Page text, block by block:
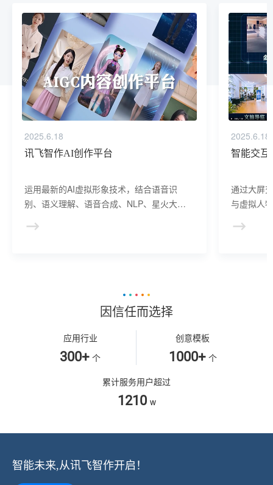
2025.6.18
讯飞智作AI创作平台
运用最新的AI虚拟形象技术，结合语音识
别、语义理解、语音合成、NLP、星火大模
建、AI驱动、多模态交互的多场景虚拟人产
2025.6.18
智能交互
通过大屏
与虚拟人
景，可广
因信任而选择
应用行业
300+ 个
创意模板
1000+ 个
累计服务用户超过
1210 w
智能未来,从讯飞智作开启！